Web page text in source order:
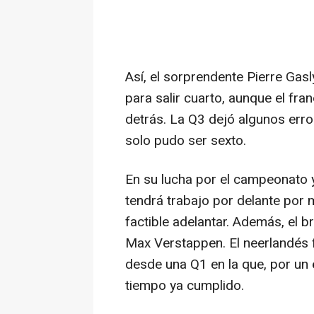
Así, el sorprendente Pierre
para salir cuarto, aunque el
detrás. La Q3 dejó algunos
solo pudo ser sexto.
En su lucha por el
tendrá trabajo por delante por
factible adelantar. Además, el
Max Verstappen. El
desde una Q1 en la que, por
tiempo ya cumplido.